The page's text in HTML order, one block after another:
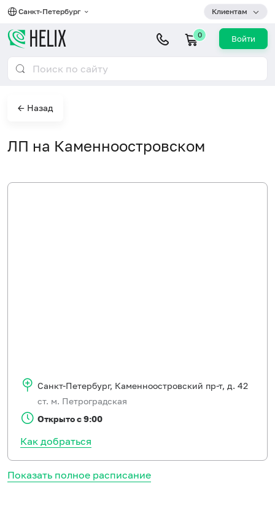
Санкт-Петербург Клиентам
0 Войти
← Назад
ЛП на Каменноостровском
Показать полное расписание
Санкт-Петербург, Каменноостровский пр-т, д. 42
ст. м. Петроградская
Открыто с 9:00
Как добраться